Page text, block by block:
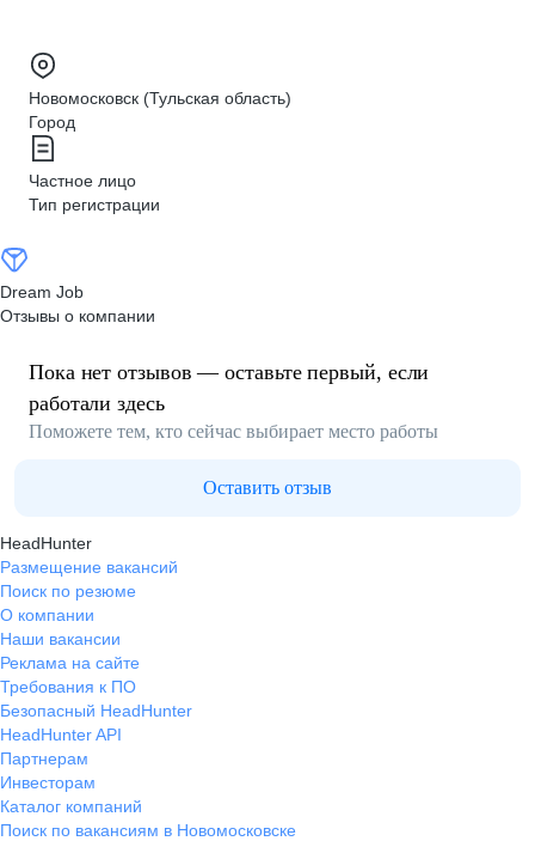
Новомосковск (Тульская область)
Город
Частное лицо
Тип регистрации
Dream Job
Отзывы о компании
Пока нет отзывов — оставьте первый, если
работали здесь
Поможете тем, кто сейчас выбирает место работы
Оставить отзыв
HeadHunter
Размещение вакансий
Поиск по резюме
О компании
Наши вакансии
Реклама на сайте
Требования к ПО
Безопасный HeadHunter
HeadHunter API
Партнерам
Инвесторам
Каталог компаний
Поиск по вакансиям в Новомосковске